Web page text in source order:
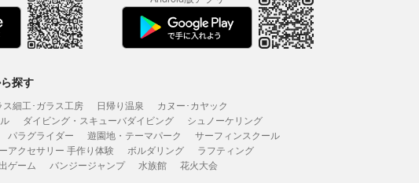
探す
ス細工･ガラス工房 日帰り温泉
カヌー･カヤック
ダイビング・スキューバダイビング
シュノーケリング
パラグライダー 遊園地・テーマパーク
サーフィンスクール
アクセサリー 手作り体験 ボルダリング
ラフティング
ゲーム バンジージャンプ 水族館 花火大会